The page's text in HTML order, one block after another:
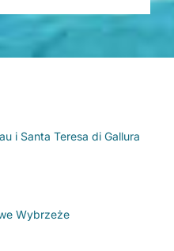
i Santa Teresa di Gallura
Wybrzeże